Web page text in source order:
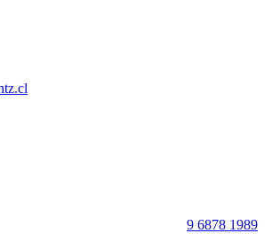
9 6878 1989